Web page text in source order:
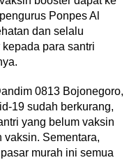
Ponpes Al
dan selalu
para santri
0813 Bojonegoro,
19 sudah berkurang,
yang belum vaksin
vaksin. Sementara,
murah ini semua